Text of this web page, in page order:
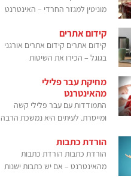
מוניטין למגזר החרדי – האינטרנט
קידום אתרים
קידום אתרים קידום אתרים אורגני
בגוגל – הכירו את השיטות
מחיקת עבר פלילי
מהאינטרנט
התמודדות עם עבר פלילי קשה
ומייסרת. לעיתים היא נמשכת הרבה
הורדת כתבות
הורדת כתבות הורדת כתבות
מהאינטרנט – אם יש כתבות ישנות